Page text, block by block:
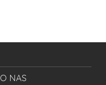
O NAS